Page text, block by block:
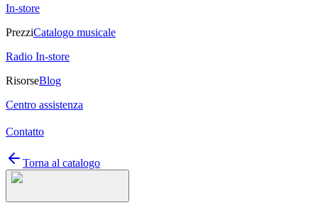
In-store
PrezziCatalogo musicale
Radio In-store
RisorseBlog
Centro assistenza
Contatto
Torna al catalogo